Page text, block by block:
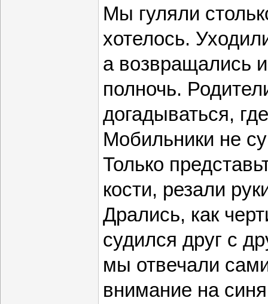
Мы гуляли
хотелось.
а возвращались
полночь.
догадываться,
Мобильники не
Только
кости, резали
Дрались, как
судился друг с
мы отвечали
внимание на